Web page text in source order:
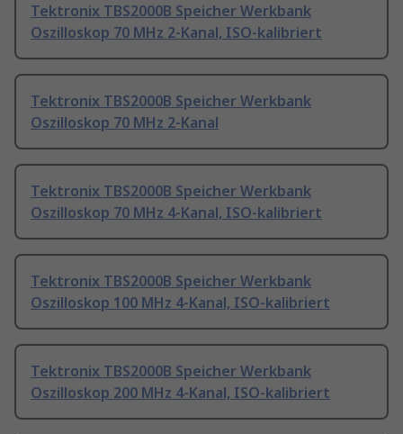
Tektronix TBS2000B Speicher Werkbank
Oszilloskop 70 MHz 2-Kanal, ISO-kalibriert
Tektronix TBS2000B Speicher Werkbank
Oszilloskop 70 MHz 2-Kanal
Tektronix TBS2000B Speicher Werkbank
Oszilloskop 70 MHz 4-Kanal, ISO-kalibriert
Tektronix TBS2000B Speicher Werkbank
Oszilloskop 100 MHz 4-Kanal, ISO-kalibriert
Tektronix TBS2000B Speicher Werkbank
Oszilloskop 200 MHz 4-Kanal, ISO-kalibriert